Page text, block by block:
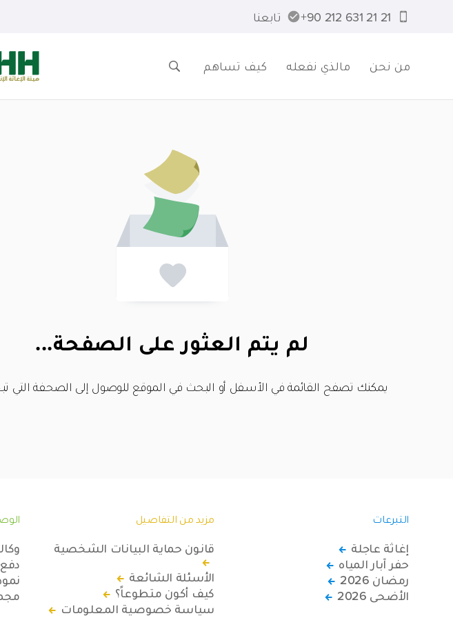
21 21 631 212 90+ تابعنا
من نحن مالذي نفعله كيف تساهم
لم يتم العثور على الصفحة...
يمكنك تصفح القائمة في الأسفل أو البحث في الموقع للوصول إلى الصحفة التي
التبرعات
إغاثة عاجلة
حفر آبار المياه
رمضان 2026
الأضحى 2026
مزيد من التفاصيل
قانون حماية البيانات الشخصية
الأسئلة الشائعة
كيف أكون متطوعاً؟
سياسة خصوصية المعلومات